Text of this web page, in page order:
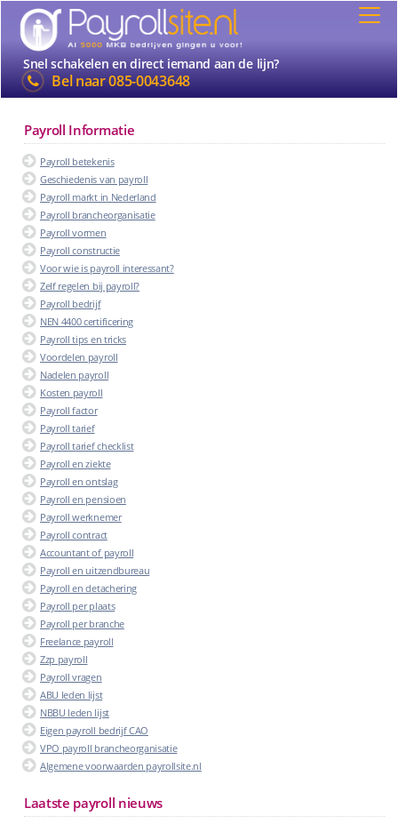
Snel schakelen en direct iemand aan de lijn?
Bel naar085-0043648
Payroll Informatie
Payroll betekenis
Geschiedenis van payroll
Payroll markt in Nederland
Payroll brancheorganisatie
Payroll vormen
Payroll constructie
Voor wie is payroll interessant?
Zelf regelen bij payroll?
Payroll bedrijf
NEN 4400 certificering
Payroll tips en tricks
Voordelen payroll
Nadelen payroll
Kosten payroll
Payroll factor
Payroll tarief
Payroll tarief checklist
Payroll en ziekte
Payroll en ontslag
Payroll en pensioen
Payroll werknemer
Payroll contract
Accountant of payroll
Payroll en uitzendbureau
Payroll en detachering
Payroll per plaats
Payroll per branche
Freelance payroll
Zzp payroll
Payroll vragen
ABU leden lijst
NBBU leden lijst
Eigen payroll bedrijf CAO
VPO payroll brancheorganisatie
Algemene voorwaarden payrollsite.nl
Laatste payroll nieuws